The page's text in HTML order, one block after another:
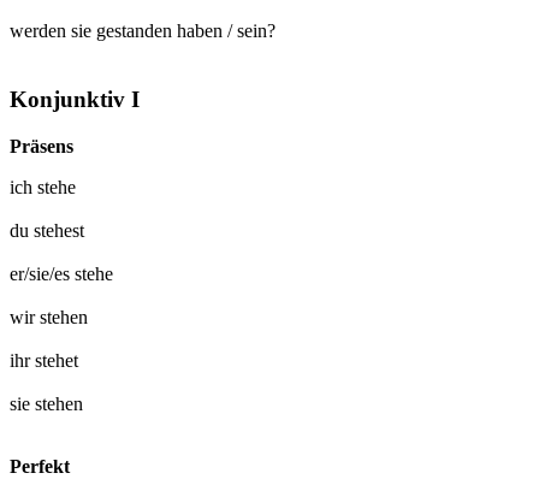
werden sie gestanden haben / sein?
Konjunktiv I
Präsens
ich stehe
du stehest
er/sie/es stehe
wirstehen
ihrstehet
sie stehen
Perfekt